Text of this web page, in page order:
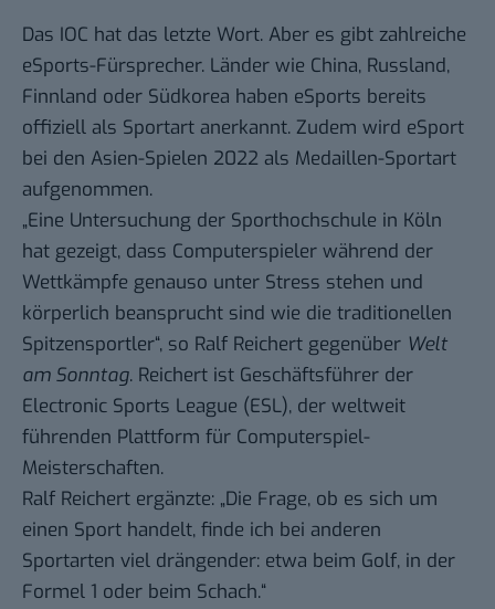
Das IOC hat das letzte Wort. Aber es gibt zahlreiche
eSports-Fürsprecher. Länder wie China, Russland,
Finnland oder Südkorea haben eSports bereits
offiziell als Sportart anerkannt. Zudem wird eSport
bei den Asien-Spielen 2022 als Medaillen-Sportart
aufgenommen.
„Eine Untersuchung der Sporthochschule in Köln
hat gezeigt, dass Computerspieler während der
Wettkämpfe genauso unter Stress stehen und
körperlich beansprucht sind wie die traditionellen
Spitzensportler“, so Ralf Reichert gegenüber Welt
am Sonntag. Reichert ist Geschäftsführer der
Electronic Sports League (ESL), der weltweit
führenden Plattform für Computerspiel-
Meisterschaften.
Ralf Reichert ergänzte: „Die Frage, ob es sich um
einen Sport handelt, finde ich bei anderen
Sportarten viel drängender: etwa beim Golf, in der
Formel 1 oder beim Schach.“